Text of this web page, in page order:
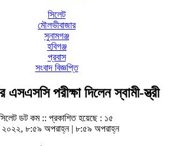
সিলেট
মৌলভীবাজার
সুনামগঞ্জ
হবিগঞ্জ
প্রবাস
সংবাদ বিজ্ঞপ্তি
পরীক্ষা দিলেন স্বামী-স্ত্রী
ডট কম :: প্রকাশিত হয়েছে : ১৫
২০২২, ৮:৫৯ অপরাহ্ন | ৮:৫৯ অপরাহ্ন